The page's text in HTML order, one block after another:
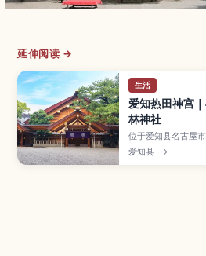
延伸阅读 →
生活
爱知热田神宫
林神社
位于爱知县名古屋
之一「草薙剑」的
茂、气氛庄严宁静
爱知县 →